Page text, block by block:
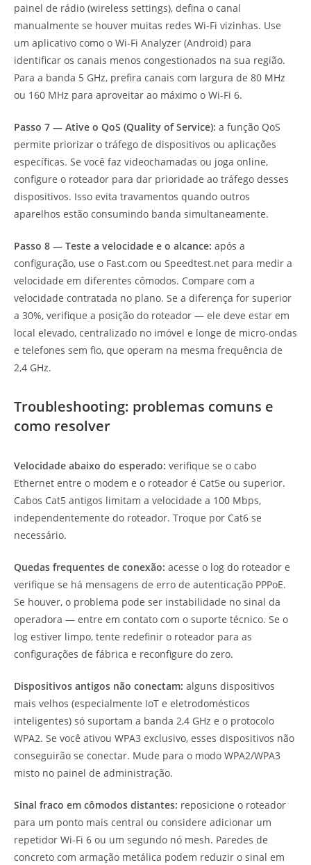
painel de rádio (wireless settings), defina o canal
manualmente se houver muitas redes Wi-Fi vizinhas. Use
um aplicativo como o Wi-Fi Analyzer (Android) para
identificar os canais menos congestionados na sua região.
Para a banda 5 GHz, prefira canais com largura de 80 MHz
ou 160 MHz para aproveitar ao máximo o Wi-Fi 6.
Passo 7 — Ative o QoS (Quality of Service): a função QoS
permite priorizar o tráfego de dispositivos ou aplicações
específicas. Se você faz videochamadas ou joga online,
configure o roteador para dar prioridade ao tráfego desses
dispositivos. Isso evita travamentos quando outros
aparelhos estão consumindo banda simultaneamente.
Passo 8 — Teste a velocidade e o alcance: após a
configuração, use o Fast.com ou Speedtest.net para medir a
velocidade em diferentes cômodos. Compare com a
velocidade contratada no plano. Se a diferença for superior
a 30%, verifique a posição do roteador — ele deve estar em
local elevado, centralizado no imóvel e longe de micro-ondas
e telefones sem fio, que operam na mesma frequência de
2,4 GHz.
Troubleshooting: problemas comuns e
como resolver
Velocidade abaixo do esperado: verifique se o cabo
Ethernet entre o modem e o roteador é Cat5e ou superior.
Cabos Cat5 antigos limitam a velocidade a 100 Mbps,
independentemente do roteador. Troque por Cat6 se
necessário.
Quedas frequentes de conexão: acesse o log do roteador e
verifique se há mensagens de erro de autenticação PPPoE.
Se houver, o problema pode ser instabilidade no sinal da
operadora — entre em contato com o suporte técnico. Se o
log estiver limpo, tente redefinir o roteador para as
configurações de fábrica e reconfigure do zero.
Dispositivos antigos não conectam: alguns dispositivos
mais velhos (especialmente IoT e eletrodomésticos
inteligentes) só suportam a banda 2,4 GHz e o protocolo
WPA2. Se você ativou WPA3 exclusivo, esses dispositivos não
conseguirão se conectar. Mude para o modo WPA2/WPA3
misto no painel de administração.
Sinal fraco em cômodos distantes: reposicione o roteador
para um ponto mais central ou considere adicionar um
repetidor Wi-Fi 6 ou um segundo nó mesh. Paredes de
concreto com armação metálica podem reduzir o sinal em